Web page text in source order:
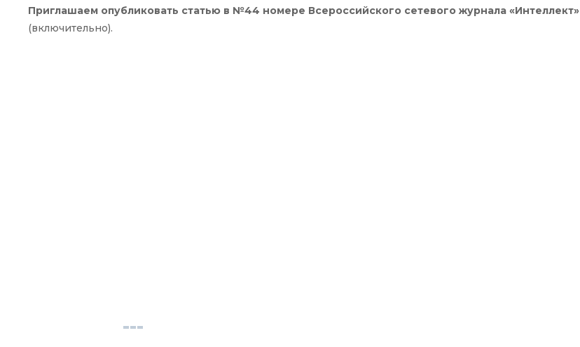
Приглашаем опубликовать статью в №44 номере Всероссийского сетевого журнала «Интеллект»
(включительно).